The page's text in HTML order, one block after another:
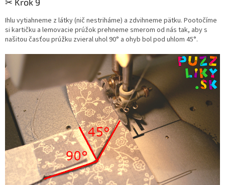
Ihlu vytiahneme z látky (nič nestriháme) a zdvihneme pätku. Pootočíme
si kartičku a lemovacie prúžok prehneme smerom od nás tak, aby s
našitou časťou prúžku zvieral uhol 90° a ohyb bol pod uhlom 45°.